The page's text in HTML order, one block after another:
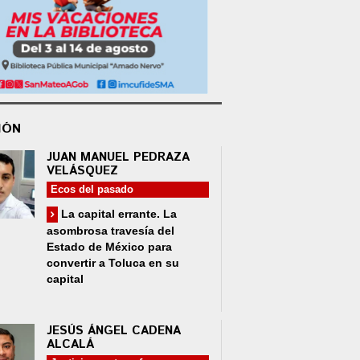
JUAN MANUEL PEDRAZA
VELÁSQUEZ
Ecos del pasado
La capital errante. La
asombrosa travesía del
Estado de México para
convertir a Toluca en su
capital
JESÚS ÁNGEL CADENA
ALCALÁ